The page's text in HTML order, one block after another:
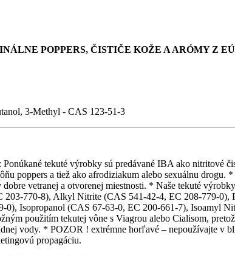
POPPERS, ČISTIČE KOŽE A ARÓMY Z
3-Methyl - CAS 123-51-3
tekuté výrobky sú predávané IBA ako nitritové
poppers a tiež ako afrodiziakum alebo sexuálnu
vetranej a otvorenej miestnosti. * Naše tekuté
770-8), Alkyl Nitrite (CAS 541-42-4, EC 208-779-
Isopropanol (CAS 67-63-0, EC 200-661-7), Isoamyl
použitím tekutej vône s Viagrou alebo Cialisom,
vody. * POZOR ! extrémne horľavé – nepoužívajte v
propagáciu.